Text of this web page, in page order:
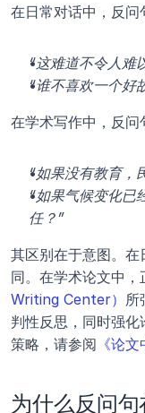
在日常对话中，反问
“这难道不令人难
“谁不喜欢一个好
在学术写作中，反问
“如果没有教育，
“如果气候变化已
任？”
其区别在于意图。在
同。在学术论文中，
Writing Center） 所
判性反思，同时强
策略，请参阅 《论
为什么反问